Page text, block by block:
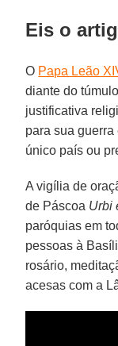
Eis o
O Papa Leão
diante do
justificativa
para sua
único país ou
A vigília de
de Páscoa Urbi
paróquias em
pessoas à
rosário,
acesas com a